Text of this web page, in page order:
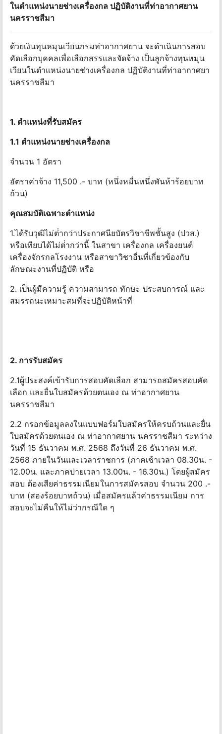
ในตําแหน่งนายช่างเครื่องกล ปฏิบัติงานที่ท่าอากาศยาน
นครราชสีมา
ด้วยเงินทุนหมุนเวียนกรมท่าอากาศยาน จะดําเนินการสอบ
คัดเลือกบุคคลเพื่อเลือกสรรและจัดจ้าง เป็นลูกจ้างทุนหมุน
เวียนในตําแหน่งนายช่างเครื่องกล ปฏิบัติงานที่ท่าอากาศยา
นครราชสีมา
1. ตําแหน่งที่รับสมัคร
1.1 ตําแหน่งนายช่างเครื่องกล
จํานวน 1 อัตรา
อัตราค่าจ้าง 11,500 .- บาท (หนึ่งหมื่นหนึ่งพันห้าร้อยบาท
ถ้วน)
คุณสมบัติเฉพาะตําแหน่ง
1.ได้รับวุฒิไม่ต่ํากว่าประกาศนียบัตรวิชาชีพชั้นสูง (ปวส.)
หรือเทียบได้ไม่ต่ํากว่านี้ ในสาขา เครื่องกล เครื่องยนต์
เครื่องจักรกลโรงงาน หรือสาขาวิชาอื่นที่เกี่ยวข้องกับ
ลักษณะงานที่ปฏิบัติ หรือ
2. เป็นผู้มีความรู้ ความสามารถ ทักษะ ประสบการณ์ และ
สมรรถนะเหมาะสมที่จะปฏิบัติหน้าที่
2. การรับสมัคร
2.1ผู้ประสงค์เข้ารับการสอบคัดเลือก สามารถสมัครสอบคัด
เลือก และยื่นใบสมัครด้วยตนเอง ณ ท่าอากาศยาน
นครราชสีมา
2.2 กรอกข้อมูลลงในแบบฟอร์มใบสมัครให้ครบถ้วนและยื่น
ใบสมัครด้วยตนเอง ณ ท่าอากาศยาน นครราชสีมา ระหว่าง
วันที่ 15 ธันวาคม พ.ศ. 2568 ถึงวันที่ 26 ธันวาคม พ.ศ.
2568 ภายในวันและเวลาราชการ (ภาคเช้าเวลา 08.30น. -
12.00น. และภาคบ่ายเวลา 13.00น. - 16.30น.) โดยผู้สมัคร
สอบ ต้องเสียค่าธรรมเนียมในการสมัครสอบ จํานวน 200 .-
บาท (สองร้อยบาทถ้วน) เมื่อสมัครแล้วค่าธรรมเนียม การ
สอบจะไม่คืนให้ไม่ว่ากรณีใด ๆ